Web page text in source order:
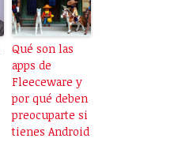
Qué son las
apps de
Fleeceware y
por qué deben
preocuparte si
tienes Android